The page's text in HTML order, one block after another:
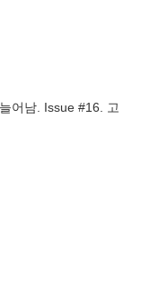
어남. Issue #16. 고